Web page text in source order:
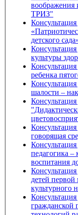
воображения
ТРИЗ"
детского
Консультация для
культуры
ребенка
шалости –
говорящая
педагогика –
воспитания
детей
культурного
гражданской